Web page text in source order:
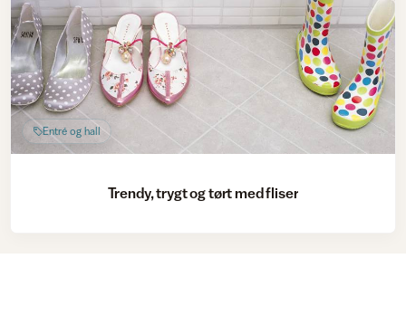
Entré og hall
Trendy, trygt og tørt med fliser